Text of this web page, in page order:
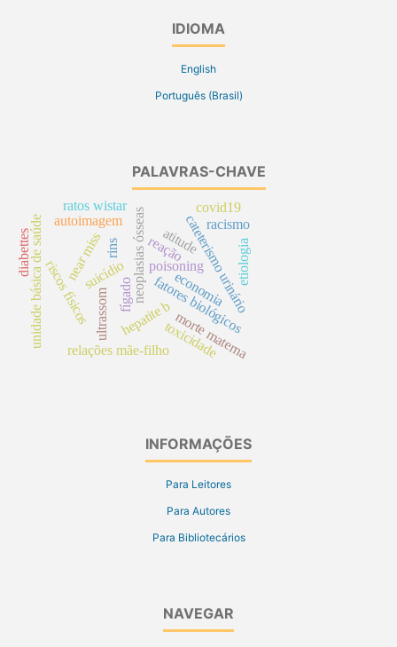
IDIOMA
English
Português (Brasil)
PALAVRAS-CHAVE
hepatite b
neoplasias ósseaspoisoning
ultrassom cateterismo urinário
near miss
relações mãe-filho
riscos físicos
unidade básica de saúde autoimagem
fatores biológicos
morte materna
economia
suicídio
reação
diabettes
toxicidade
ratos wistar
fígado
rins
racismo
atitude etiologia
covid19
INFORMAÇÕES
Para Leitores
Para Autores
Para Bibliotecários
NAVEGAR